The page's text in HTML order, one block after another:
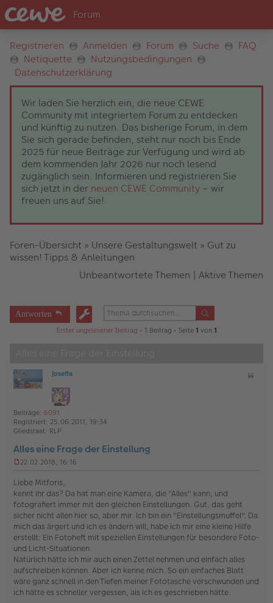
Registrieren Anmelden Forum Suche
FAQ
Netiquette
Nutzungsbedingungen
Datenschutzerklärung
Wir laden Sie herzlich ein, die neue CEWE
Community mit integriertem Forum zu entdecken
und künftig zu nutzen. Das bisherige Forum, in dem
Sie sich gerade befinden, steht nur noch bis Ende
2025 für neue Beiträge zur Verfügung und wird ab
dem kommenden Jahr 2026 nur noch lesend
zugänglich sein. Informieren und registrieren Sie
sich jetzt in der neuen CEWE Community – wir
freuen uns auf Sie!
Foren-Übersicht » Unsere Gestaltungswelt » Gut zu
wissen! Tipps & Anleitungen
Unbeantwortete Themen | Aktive Themen
Antworten
Erster ungelesener Beitrag • 1 Beitrag • Seite 1 von 1
O
ff
n
e
Josefia
Beiträge: 6091
Registriert: 25.06.2011, 19:34
Gliedstaat: RLP
Alles eine Frage der Einstellung
g
e
l
e
s
n
e
r
B
e
i
t
22.02.2018, 16:16
Liebe Mitforis,
kennt ihr das? Da hat man eine Kamera, die "Alles" kann, und
fotografiert immer mit den gleichen Einstellungen. Gut, das geht
sicher nicht allen hier so, aber mir. Ich bin ein "Einstellungsmuffel". Da
mich das ärgert und ich es ändern will, habe ich mir eine kleine Hilfe
erstellt: Ein Fotoheft mit speziellen Einstellungen für besondere Foto-
und Licht-Situationen.
Natürlich hätte ich mir auch einen Zettel nehmen und einfach alles
aufschreiben können. Aber ich kenne mich. So ein einfaches Blatt
wäre ganz schnell in den Tiefen meiner Fototasche verschwunden und
ich hätte es schneller vergessen, als ich es geschrieben hätte.